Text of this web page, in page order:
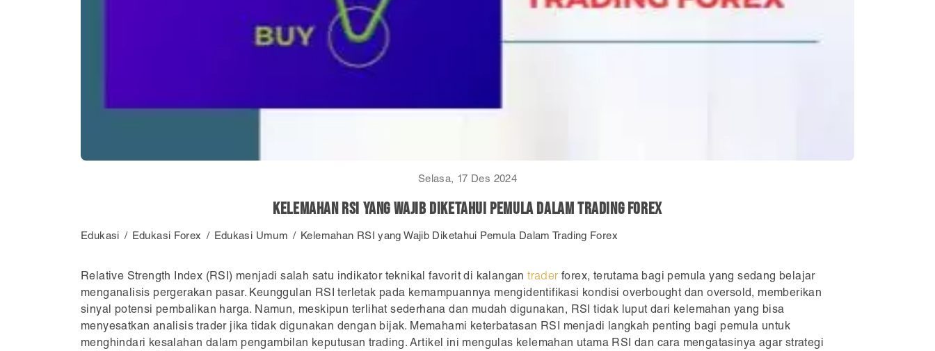
Selasa, 17 Des 2024
Kelemahan RSI yang Wajib Diketahui Pemula Dalam Trading Forex
Edukasi Edukasi Forex Edukasi Umum Kelemahan RSI yang Wajib Diketahui Pemula Dalam Trading Forex
Relative Strength Index (RSI) menjadi salah satu indikator teknikal favorit di kalangantrader forex, terutama bagi pemula yang sedang belajar
menganalisis pergerakan pasar. Keunggulan RSI terletak pada kemampuannya mengidentifikasi kondisi overbought dan oversold, memberikan
sinyal potensi pembalikan harga. Namun, meskipun terlihat sederhana dan mudah digunakan, RSI tidak luput dari kelemahan yang bisa
menyesatkan analisis trader jika tidak digunakan dengan bijak. Memahami keterbatasan RSI menjadi langkah penting bagi pemula untuk
menghindari kesalahan dalam pengambilan keputusan trading. Artikel ini mengulas kelemahan utama RSI dan cara mengatasinya agar strategi